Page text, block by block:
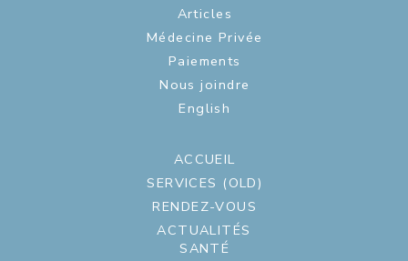
Articles
Médecine Privée
Paiements
Nous joindre
English
ACCUEIL
SERVICES (OLD)
RENDEZ-VOUS
ACTUALITÉS
SANTÉ